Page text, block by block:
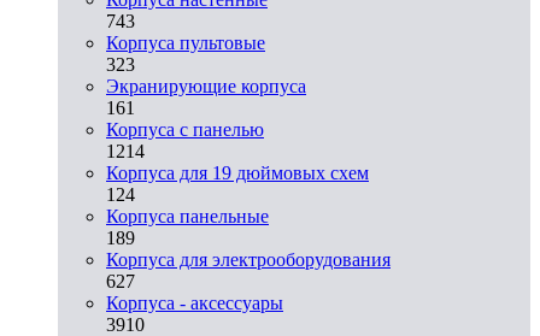
743
Корпуса пультовые
323
Экранирующие корпуса
161
Корпуса с панелью
1214
Корпуса для 19 дюймовых схем
124
Корпуса панельные
189
Корпуса для электрооборудования
627
Корпуса - аксессуары
3910